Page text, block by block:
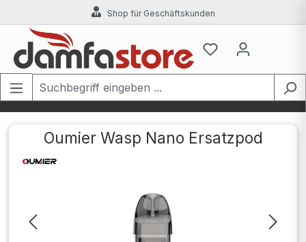
Zum Hauptinhalt springenShop für Geschäftskunden
Oumier Wasp Nano Ersatzpod
Bildergalerie überspringen